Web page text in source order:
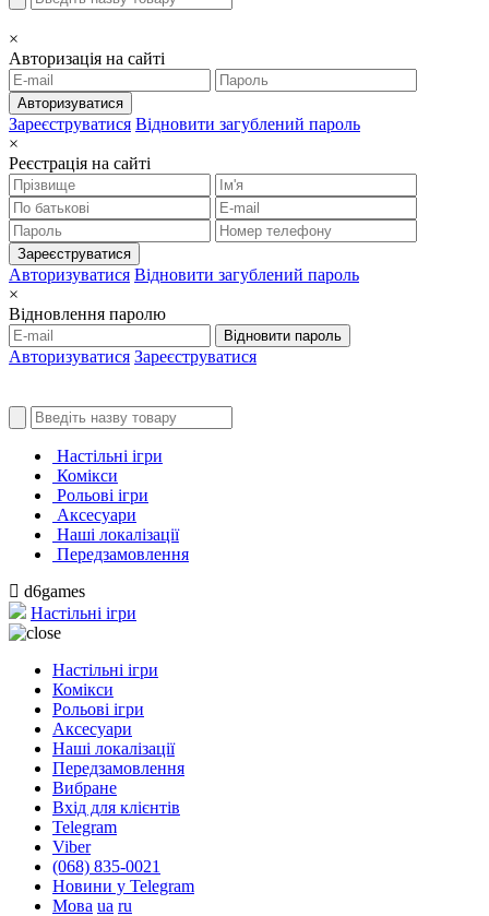
×
Авторизація на сайті
Авторизуватися
Зареєструватися Відновити загублений пароль
×
Реєстрація на сайті
Зареєструватися
Авторизуватися Відновити загублений пароль
×
Відновлення паролю
Відновити пароль
Авторизуватися Зареєструватися
Настільні ігри
Комікси
Рольові ігри
Аксесуари
Наші локалізації
Передзамовлення
d6games
Настільні ігри
Настільні ігри
Комікси
Рольові ігри
Аксесуари
Наші локалізації
Передзамовлення
Вибране
Вхід для клієнтів
Telegram
Viber
(068) 835-0021
Новини у Telegram
Мова ua ru